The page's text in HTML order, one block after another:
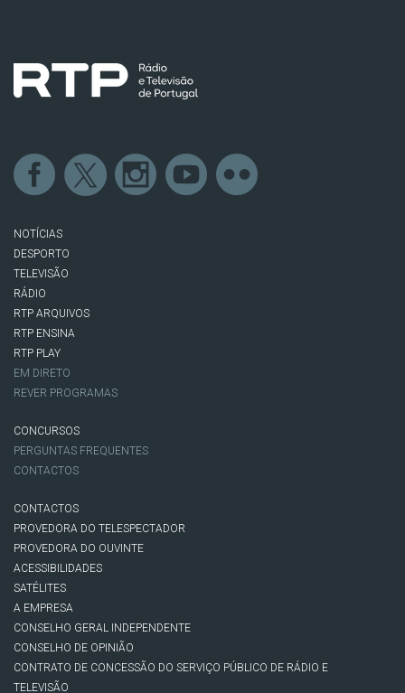
NOTÍCIAS
DESPORTO
TELEVISÃO
RÁDIO
RTP ARQUIVOS
RTP ENSINA
RTP PLAY
EM DIRETO
REVER PROGRAMAS
CONCURSOS
PERGUNTAS FREQUENTES
CONTACTOS
CONTACTOS
PROVEDORA DO TELESPECTADOR
PROVEDORA DO OUVINTE
ACESSIBILIDADES
SATÉLITES
A EMPRESA
CONSELHO GERAL INDEPENDENTE
CONSELHO DE OPINIÃO
CONTRATO DE CONCESSÃO DO SERVIÇO PÚBLICO DE RÁDIO E
TELEVISÃO